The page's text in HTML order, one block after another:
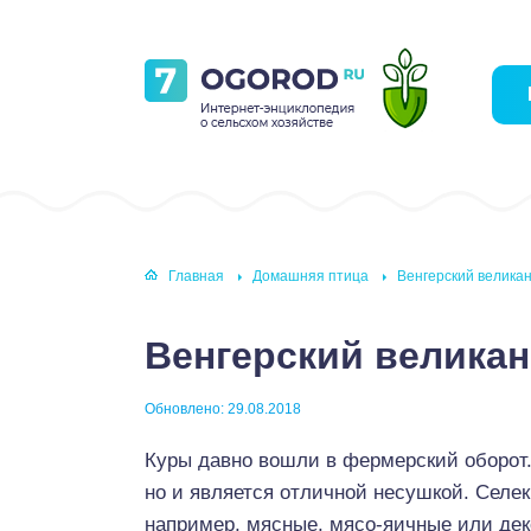
Главная Домашняя птица Венгерский
Венгерский
Обновлено: 29.08.2018
Куры давно вошли в фермерский
но и является отличной несушкой.
например, мясные, мясо-яичные или